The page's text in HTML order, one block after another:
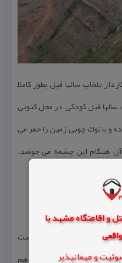
رزرو بیش از 1000 هتل و اقامتگاه مشهد با
و مهمانپذیر
تلخاب سالها قبل بطور كاملاً
قبل كودكی در محل كنونی
و با نوك چوبی زمین را حفر می
هنگام این چشمه می جوشد.
شده است؛ چشمه نخست
رنگ مسی است. چشمه دوم هم